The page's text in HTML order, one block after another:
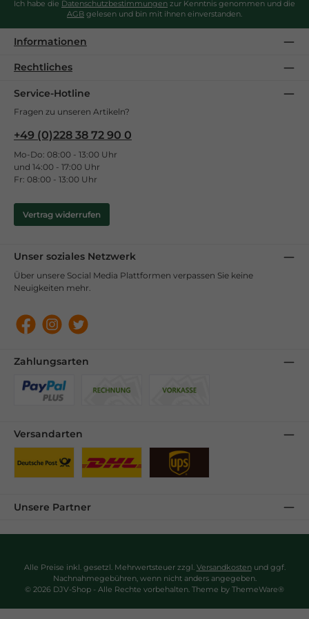
Ich habe die Datenschutzbestimmungen zur Kenntnis genommen und die
AGB gelesen und bin mit ihnen einverstanden.
Informationen
Rechtliches
Service-Hotline
Fragen zu unseren Artikeln?
+49 (0)228 38 72 90 0
Mo-Do: 08:00 - 13:00 Uhr
und 14:00 - 17:00 Uhr
Fr: 08:00 - 13:00 Uhr
Vertrag widerrufen
Unser soziales Netzwerk
Über unsere Social Media Plattformen verpassen Sie keine
Neuigkeiten mehr.
FacebookInstagram
Twitter
Zahlungsarten
Versandarten
Unsere Partner
Alle Preise inkl. gesetzl. Mehrwertsteuer zzgl. Versandkostenund ggf.
Nachnahmegebühren, wenn nicht anders angegeben.
© 2026 DJV-Shop - Alle Rechte vorbehalten. Theme by ThemeWare®